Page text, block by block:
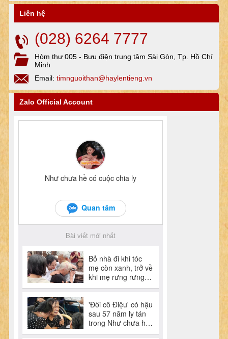
Liên hệ
(028) 6264 7777
Hòm thư 005 - Bưu điện trung tâm Sài Gòn, Tp. Hồ Chí
Minh
Email: timnguoithan@haylentieng.vn
Zalo Official Account